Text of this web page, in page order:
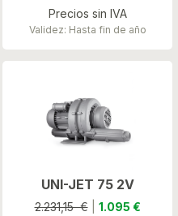
Precios sin IVA
Validez: Hasta fin de año
UNI-JET 75 2V
2.231,15 €| 1.095 €